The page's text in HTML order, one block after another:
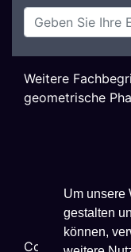
Um unsere
gestalten
können,
Weitere
geometrische
Copyright ©